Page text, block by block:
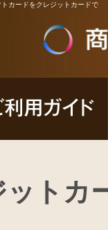
カードをクレジットカードで
ットカ